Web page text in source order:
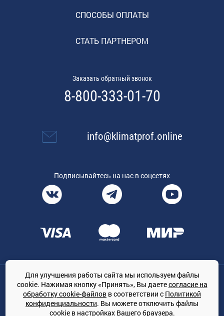
СПОСОБЫ ОПЛАТЫ
СТАТЬ ПАРТНЕРОМ
Заказать обратный звонок
8-800-333-01-70
info@klimatprof.online
Подписывайтесь на нас в соцсетях
Общество с ограниченной ответственностью «ТРЕЙДКОН», ОГРН:
1167847364079, 197022, г. Санкт-Петербург, проспект Медиков, 7
КЛИМАТПРОФ.ONLINE - оптовая продажа кондиционеров и
климатической техники на территории РФ
Для улучшения работы сайта мы используем файлы
cookie. Нажимая кнопку «Принять», Вы даетесогласие на
обработку cookie-файлов в соответствии с Политикой
конфиденциальности. Вы можете отключить файлы
cookie в настройках Вашего браузера.